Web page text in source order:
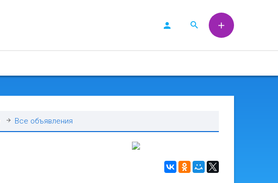
Все объявления